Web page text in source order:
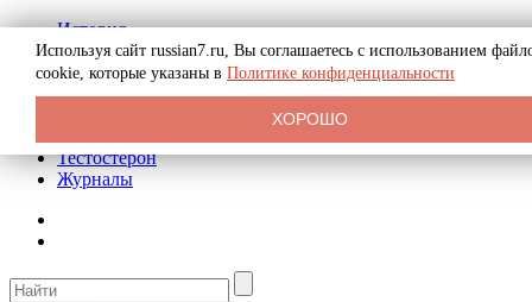
История
Биография
Криминал
Реклама на сайте
Тестостерон
Журналы
Используя сайт russian7.ru, Вы соглашаетесь с использованием
cookie, которые указаны в Политике конфиденциальности
ХОРОШО